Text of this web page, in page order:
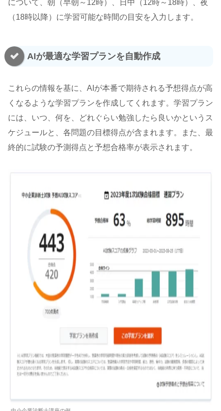
について、朝（早朝～12時）、日中（12時～18時）、夜
（18時以降）に学習可能な時間の目安を入力します。
AIが最適な学習プランを自動作成
これらの情報を基に、AIが本番で期待される予想得点が高
くなるような学習プランを作成してくれます。学習プラン
には、いつ、何を、どれぐらい勉強したら良いかというス
ケジュールと、各問題の目標得点が含まれます。また、最
終的に試験の予測得点と予想合格率が表示されます。